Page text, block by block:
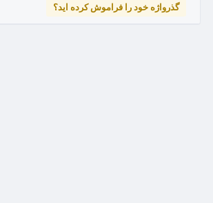
گذرواژه خود را فراموش کرده اید؟